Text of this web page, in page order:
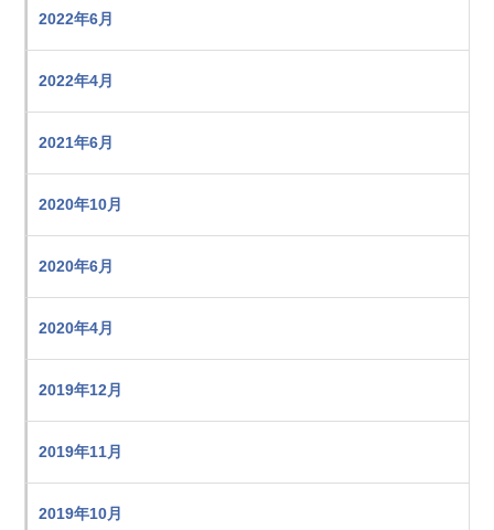
2022年6月
2022年4月
2021年6月
2020年10月
2020年6月
2020年4月
2019年12月
2019年11月
2019年10月